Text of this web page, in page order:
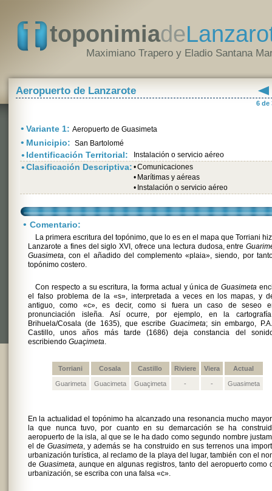
toponimiade
Maximiano Trapero y Eladio Santana
Aeropuerto de Lanzarote
6 de
• Variante 1: Aeropuerto de Guasimeta
• Municipio: San Bartolomé
• Identificación Territorial: Instalación o servicio aéreo
•Clasificación Descriptiva: •Comunicaciones
• Marítimas y aéreas
• Instalación o servicio aéreo
• Comentario:
La primera escritura del topónimo, que lo es en el mapa que Torriani
Lanzarote a fines del siglo XVI, ofrece una lectura dudosa, entre
Guasimeta, con el añadido del complemento «plaia», siendo, por
topónimo costero.
Con respecto a su escritura, la forma actual y única deGuasimeta
el falso problema de la «s», interpretada a veces en los mapas, y
antiguo, como «c», es decir, como si fuera un caso de seseo
pronunciación isleña. Así ocurre, por ejemplo, en la
Brihuela/Cosala (de 1635), que escribe Guacimeta; sin embargo,
Castillo, unos años más tarde (1686) deja constancia del
escribiendo Guaçimeta.
Torriani Cosala Castillo Riviere Viera Actual
Guarimeta Guacimeta Guaçimeta - - Guasimeta
En la actualidad el topónimo ha alcanzado una resonancia mucho
la que nunca tuvo, por cuanto en su demarcación se ha
aeropuerto de la isla, al que se le ha dado como segundo nombre
el deGuasimeta, y además se ha construido en sus terrenos una
urbanización turística, al reclamo de la playa del lugar, también con el
de Guasimeta, aunque en algunas registros, tanto del aeropuerto como
urbanización, se escriba con una falsa «c».